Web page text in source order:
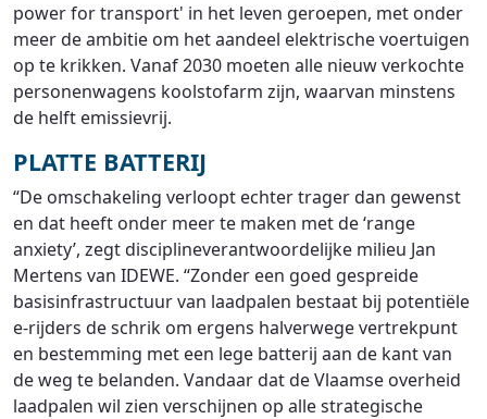
power for transport' in het leven geroepen, met onder
meer de ambitie om het aandeel elektrische voertuigen
op te krikken. Vanaf 2030 moeten alle nieuw verkochte
personenwagens koolstofarm zijn, waarvan minstens
de helft emissievrij.
PLATTE BATTERIJ
“De omschakeling verloopt echter trager dan gewenst
en dat heeft onder meer te maken met de ‘range
anxiety’, zegt disciplineverantwoordelijke milieu Jan
Mertens van IDEWE. “Zonder een goed gespreide
basisinfrastructuur van laadpalen bestaat bij potentiële
e-rijders de schrik om ergens halverwege vertrekpunt
en bestemming met een lege batterij aan de kant van
de weg te belanden. Vandaar dat de Vlaamse overheid
laadpalen wil zien verschijnen op alle strategische